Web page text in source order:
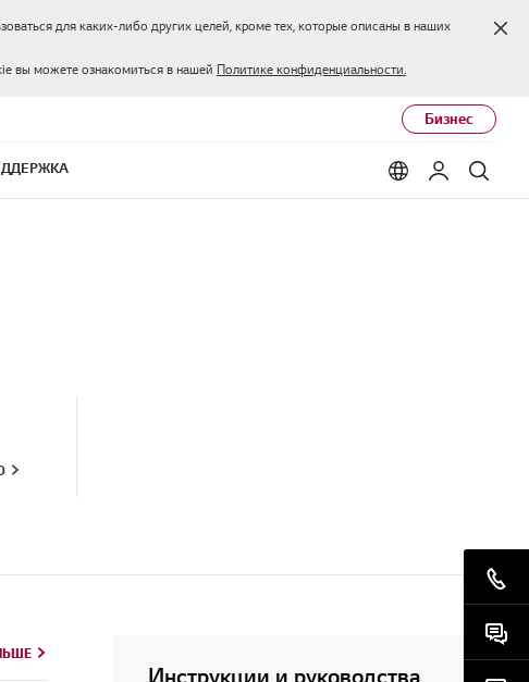
для каких-либо других целей, кроме тех, которые описаны в наших
вы можете ознакомиться в нашей Политике конфиденциальности.
Бизнес
Language options
Мой LG